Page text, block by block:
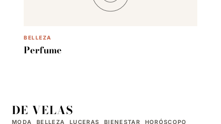
BELLEZA
Perfume
DE VELAS
MODA BELLEZA LUCERAS BIENESTAR HORÓSCOPO